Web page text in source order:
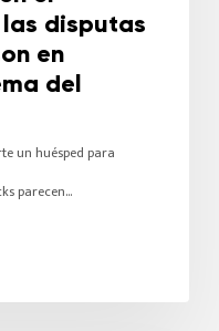
disputas
en
del
un huésped para
parecen…